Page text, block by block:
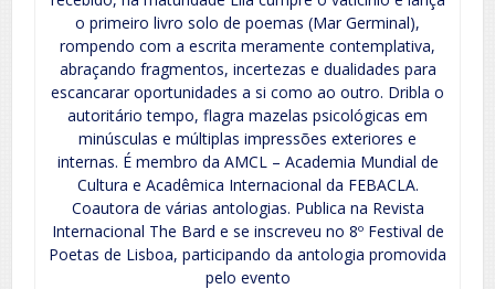
o primeiro livro solo de poemas (Mar Germinal),
rompendo com a escrita meramente contemplativa,
abraçando fragmentos, incertezas e dualidades para
escancarar oportunidades a si como ao outro. Dribla o
autoritário tempo, flagra mazelas psicológicas em
minúsculas e múltiplas impressões exteriores e
internas. É membro da AMCL – Academia Mundial de
Cultura e Acadêmica Internacional da FEBACLA.
Coautora de várias antologias. Publica na Revista
Internacional The Bard e se inscreveu no 8º Festival de
Poetas de Lisboa, participando da antologia promovida
pelo evento